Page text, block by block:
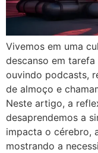
Vivemos em uma
descanso em
ouvindo podcasts,
de almoço e
Neste artigo, a
desaprendemos a
impacta o cérebro,
mostrando a